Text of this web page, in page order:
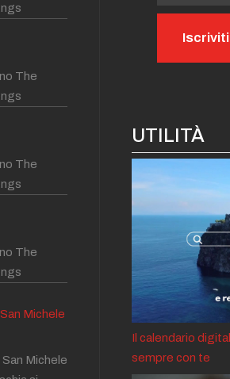
The
The
The
Michele
Michele
UTILITÀ
Il calendario
sempre con te